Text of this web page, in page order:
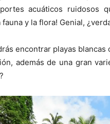
acuáticos ruidosos
y la flora! Genial,
encontrar playas
además de una gran